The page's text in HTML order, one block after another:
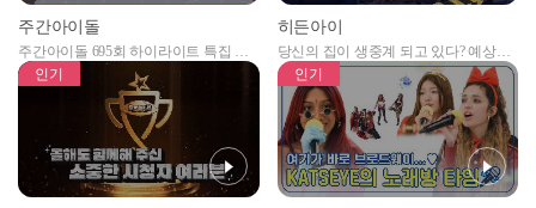
주간아이돌
주간아이돌 695회 하이라이트 특집 남
자아이돌편 예고
히든아이
당신의 집이 생중계 되고 있다? 예상치
못한 곳에서 일어나는 불법촬영 범죄!
인기 인기